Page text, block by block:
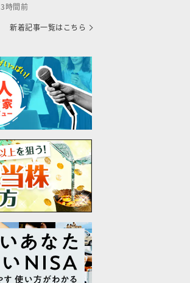
3時間前
新着記事一覧はこちら